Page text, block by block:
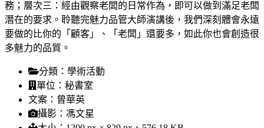
務；層次三：經由觀察老闆的日常作為，即可以做到滿足老闆
潛在的要求。聆聽完魅力品管大師演講後，我們深刻體會永遠
要做的比你的「顧客」、「老闆」還要多，如此你也會創造很
多魅力的品質。
分類： 學術活動
單位： 秘書室
文案： 曾華英
攝影： 馮文星